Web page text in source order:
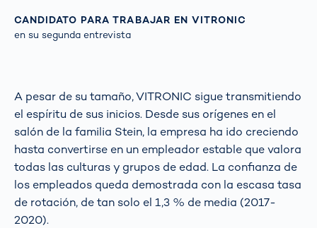
CANDIDATO PARA TRABAJAR EN VITRONIC
en su segunda entrevista
A pesar de su tamaño, VITRONIC sigue transmitiendo
el espíritu de sus inicios. Desde sus orígenes en el
salón de la familia Stein, la empresa ha ido creciendo
hasta convertirse en un empleador estable que valora
todas las culturas y grupos de edad. La confianza de
los empleados queda demostrada con la escasa tasa
de rotación, de tan solo el 1,3 % de media (2017-
2020).